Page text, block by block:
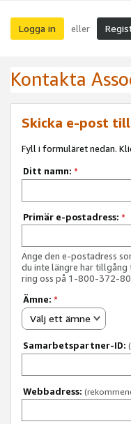
Logga in eller
Kontakta
Skicka e-post
Fyll i formuläret nedan.
Ditt namn: *
Primär e-postadress: *
Ange den e-postadress
du inte längre har tillgång
ring oss på 1-800-372-
Ämne: *
Välj ett ämne
Samarbetspartner-ID:
Webbadress: